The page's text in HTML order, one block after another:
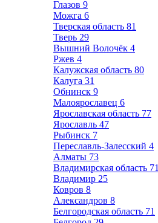
Глазов 9
Можга 6
Тверская область 81
Тверь 29
Вышний Волочёк 4
Ржев 4
Калужская область 80
Калуга 31
Обнинск 9
Малоярославец 6
Ярославская область 77
Ярославль 47
Рыбинск 7
Переславль-Залесский 4
Алматы 73
Владимирская область 71
Владимир 25
Ковров 8
Александров 8
Белгородская область 71